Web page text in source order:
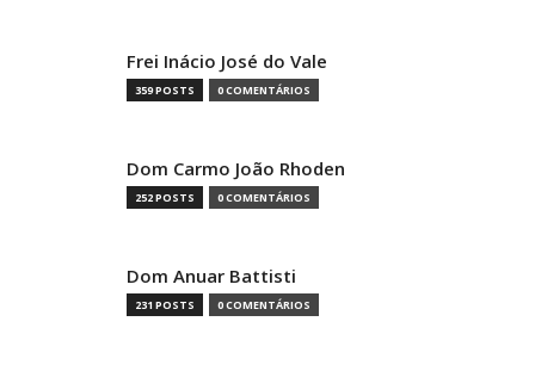
Frei Inácio José do Vale
359 POSTS 0 COMENTÁRIOS
Dom Carmo João Rhoden
252 POSTS 0 COMENTÁRIOS
Dom Anuar Battisti
231 POSTS 0 COMENTÁRIOS